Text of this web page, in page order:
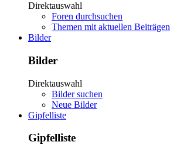
Direktauswahl
Foren durchsuchen
Themen mit aktuellen Beiträgen
Bilder
Bilder
Direktauswahl
Bilder suchen
Neue Bilder
Gipfelliste
Gipfelliste